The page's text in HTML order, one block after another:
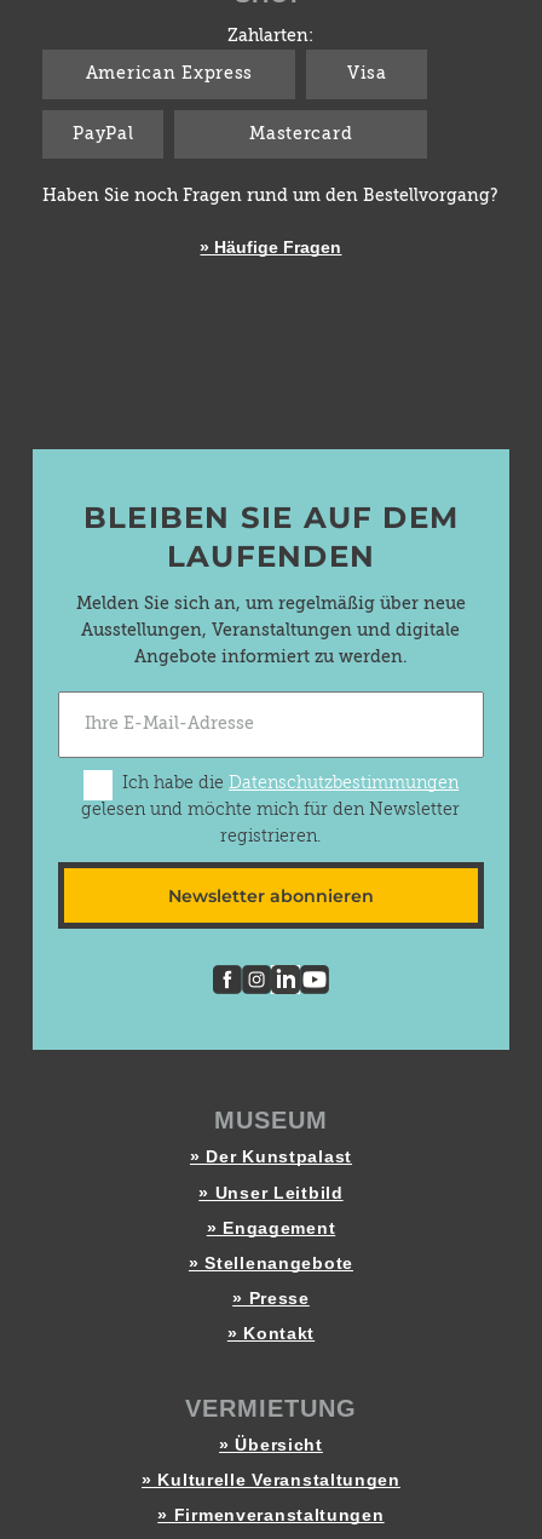
Zahlarten:
American Express Visa
PayPal Mastercard
Haben Sie noch Fragen rund um den Bestellvorgang?
» Häufige Fragen
BLEIBEN SIE AUF DEM
LAUFENDEN
Melden Sie sich an, um regelmäßig über neue
Ausstellungen, Veranstaltungen und digitale
Angebote informiert zu werden.
Ich habe dieDatenschutzbestimmungen
gelesen und möchte mich für den Newsletter
registrieren.
Newsletter abonnieren
MUSEUM
» Der Kunstpalast
» Unser Leitbild
» Engagement
» Stellenangebote
» Presse
» Kontakt
VERMIETUNG
» Übersicht
» Kulturelle Veranstaltungen
» Firmenveranstaltungen